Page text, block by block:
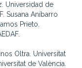
Universidad de
Susana Aníbarro
Prieto.
Oltra. Universitat
de València.